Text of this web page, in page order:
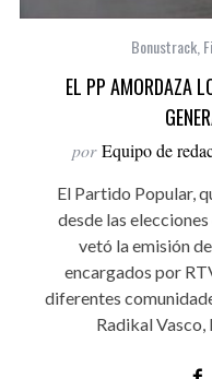
Bonustrack
EL PP AMORDAZA
por Equipo de
El Partido Popular,
desde las
vetó la emisión
encargados por
diferentes
Radikal Vasco,